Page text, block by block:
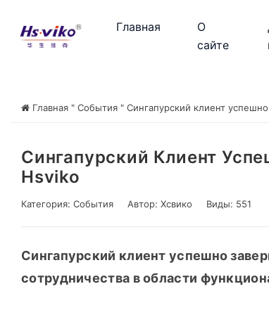
Главная
О
сайте
Главная " События " Сингапурский клиент
Сингапурский Клиент
Hsviko
Категория: События Автор: Хсвико Виды: 551
Сингапурский клиент успешно
сотрудничества в области